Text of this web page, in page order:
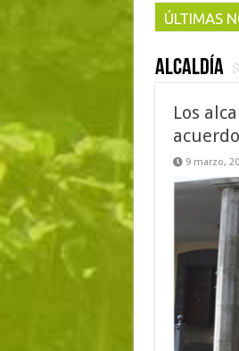
ÚLTIMAS
ALCALDÍA
Los
9 marzo,